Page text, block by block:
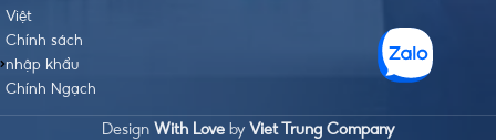
Việt
Chính sách
nhập khẩu
Chính Ngạch
Design With Love by Viet Trung Company